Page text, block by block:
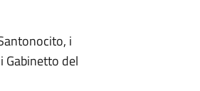
i
Gabinetto del